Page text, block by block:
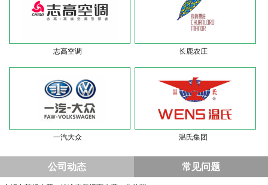
志高空调 长鹿农庄
一汽大众 温氏集团
公司动态 常见问题